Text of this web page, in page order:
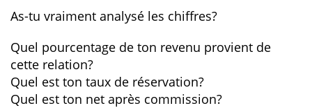
As-tu vraiment analysé les chiffres?
Quel pourcentage de ton revenu provient de
cette relation?
Quel est ton taux de réservation?
Quel est ton net après commission?